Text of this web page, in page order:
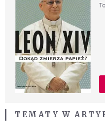
TEMATY W